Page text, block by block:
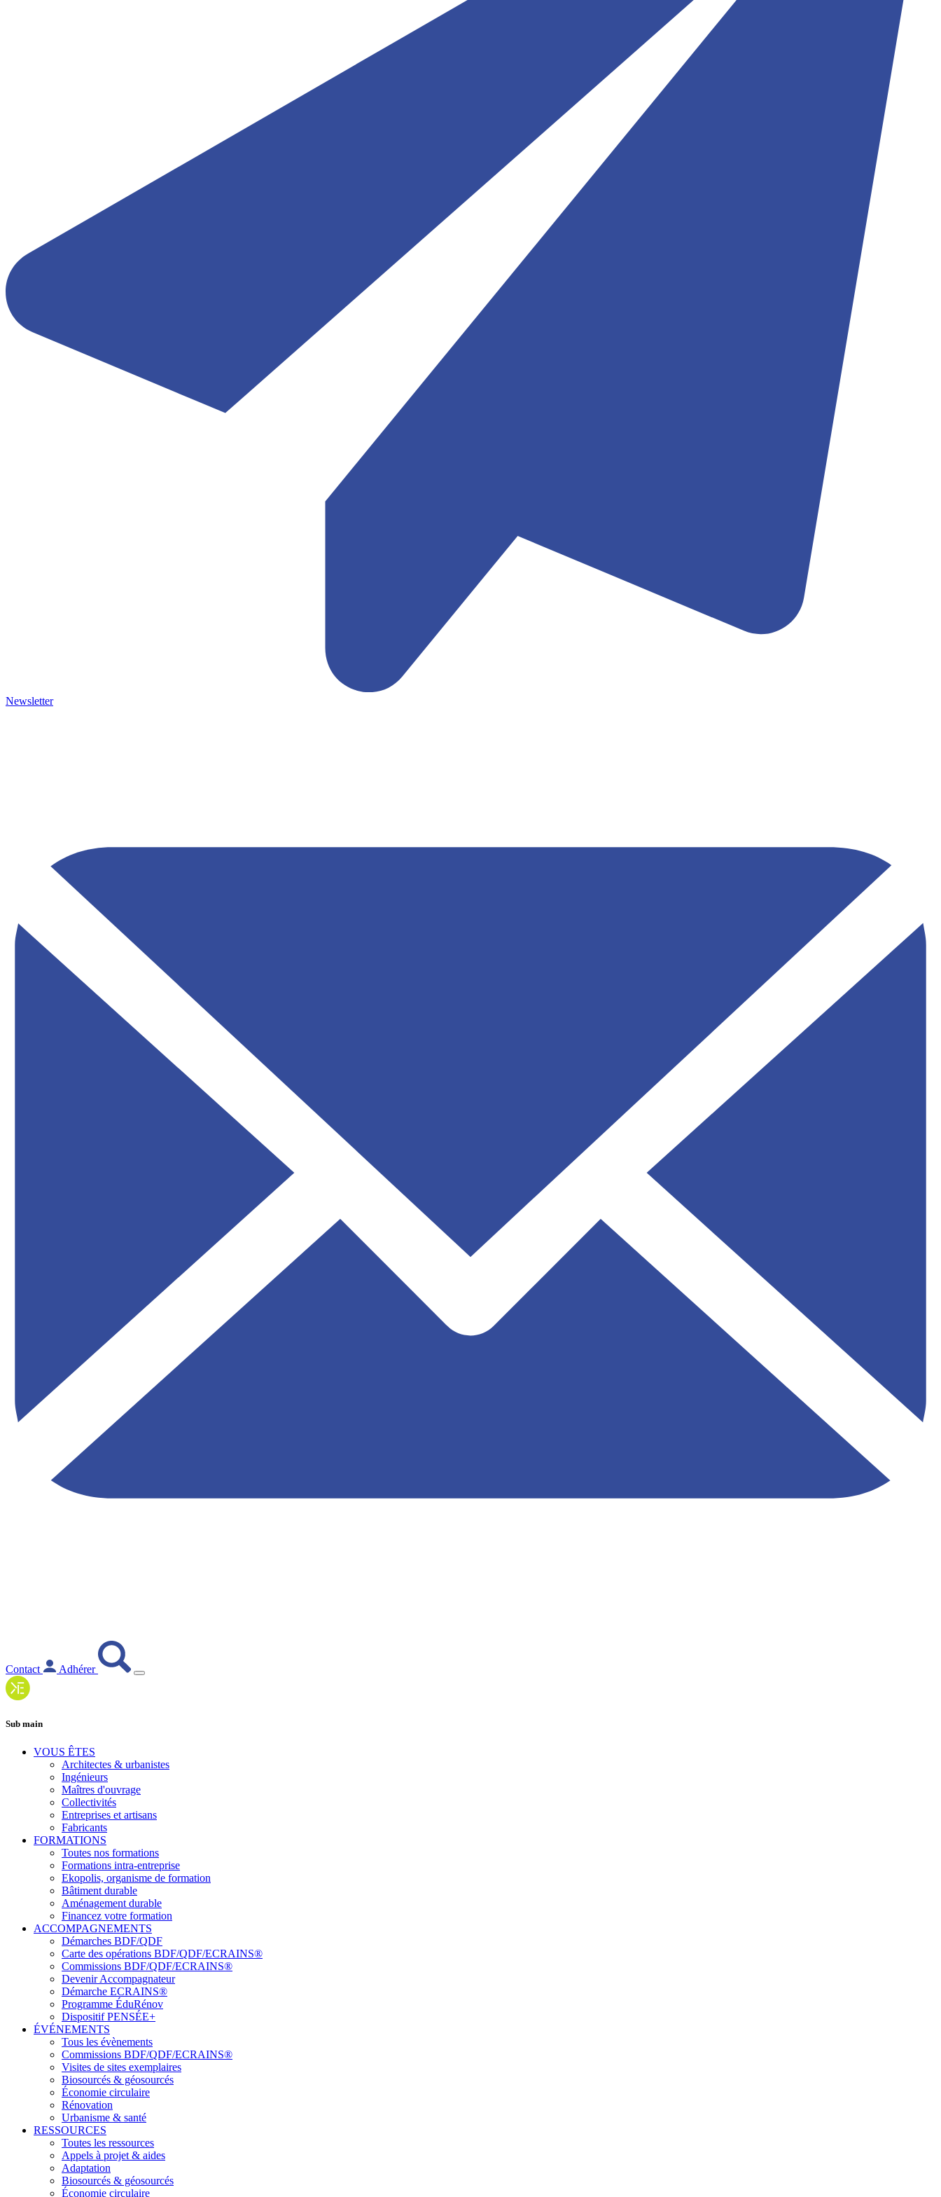
Newsletter
Contact Adhérer
Sub main
VOUS ÊTES
Architectes & urbanistes
Ingénieurs
Maîtres d'ouvrage
Collectivités
Entreprises et artisans
Fabricants
FORMATIONS
Toutes nos formations
Formations intra-entreprise
Ekopolis, organisme de formation
Bâtiment durable
Aménagement durable
Financez votre formation
ACCOMPAGNEMENTS
Démarches BDF/QDF
Carte des opérations BDF/QDF/ECRAINS®
Commissions BDF/QDF/ECRAINS®
Devenir Accompagnateur
Démarche ECRAINS®
Programme ÉduRénov
Dispositif PENSÉE+
ÉVÉNEMENTS
Tous les évènements
Commissions BDF/QDF/ECRAINS®
Visites de sites exemplaires
Biosourcés & géosourcés
Économie circulaire
Rénovation
Urbanisme & santé
RESSOURCES
Toutes les ressources
Appels à projet & aides
Adaptation
Biosourcés & géosourcés
Économie circulaire